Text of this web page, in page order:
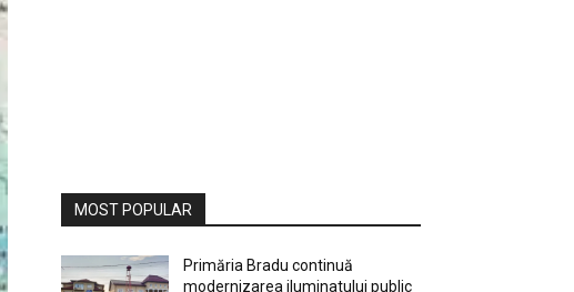
MOST POPULAR
Primăria Bradu continuă
modernizarea iluminatului public